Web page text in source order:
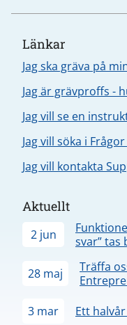
Länkar
Jag ska gräva på
Jag är grävproffs -
Jag vill se en
Jag vill söka i
Jag vill kontakta
Aktuellt
2 jun
svar” tas
28 maj
Träffa
3 mar
Ett